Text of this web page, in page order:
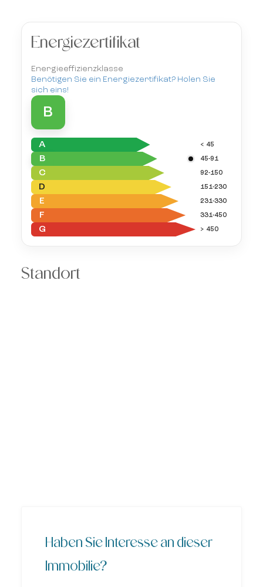
Energiezertifikat
Energieeffizienzklasse
Benötigen Sie ein Energiezertifikat? Holen Sie
sich eins!
B
A < 45
B 45-91
C 92-150
D 151-230
E 231-330
F 331-450
G > 450
Standort
Haben Sie Interesse an dieser
Immobilie?